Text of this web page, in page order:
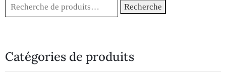
Recherche
Catégories de produits